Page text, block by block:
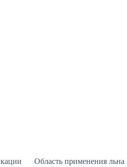
Область применения льна